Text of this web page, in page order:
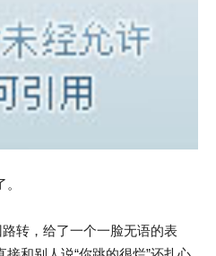
转，给了一个一脸无语的表